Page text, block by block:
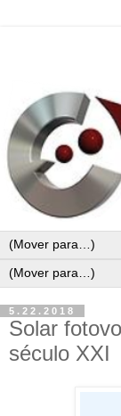
5.22.2018
Solar
século XXI